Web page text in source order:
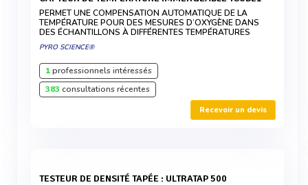
PERMET UNE COMPENSATION AUTOMATIQUE DE LA
TEMPÉRATURE POUR DES MESURES D’OXYGÈNE DANS
DES ÉCHANTILLONS À DIFFÉRENTES TEMPÉRATURES
PYRO SCIENCE®
1professionnels intéressés
383 consultations récentes
Recevoir un devis
TESTEUR DE DENSITÉ TAPÉE : ULTRATAP 500